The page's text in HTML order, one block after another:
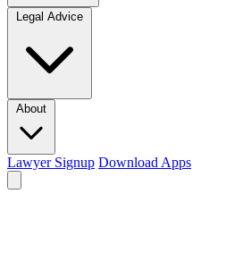
Legal Advice
About
Lawyer Signup Download Apps